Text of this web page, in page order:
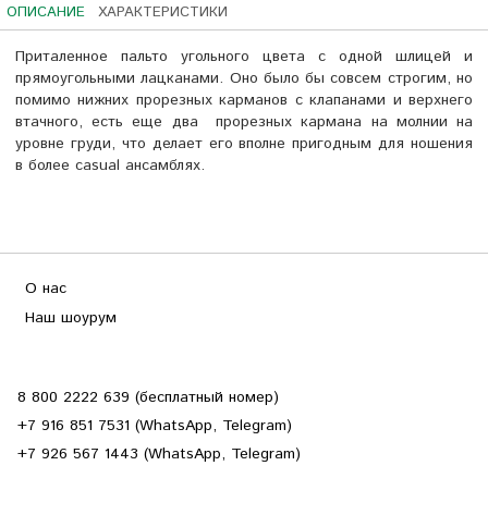
ОПИСАНИЕ ХАРАКТЕРИСТИКИ
Приталенное пальто угольного цвета с одной шлицей и
прямоугольными лацканами. Оно было бы совсем строгим, но
помимо нижних прорезных карманов с клапанами и верхнего
втачного, есть еще два прорезных кармана на молнии на
уровне груди, что делает его вполне пригодным для ношения
в более casual ансамблях.
О нас
Наш шоурум
8 800 2222 639 (бесплатный номер)
+7 916 851 7531 (WhatsApp, Telegram)
+7 926 567 1443 (WhatsApp, Telegram)